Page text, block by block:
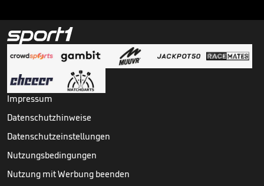
Impressum
Datenschutzhinweise
Datenschutzeinstellungen
Nutzungsbedingungen
Nutzung mit Werbung beenden